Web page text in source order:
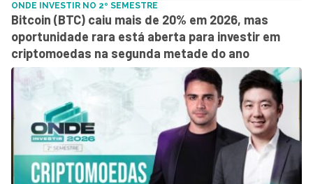
ONDE INVESTIR NO 2º SEMESTRE
Bitcoin (BTC) caiu mais de 20% em 2026, mas
oportunidade rara está aberta para investir em
criptomoedas na segunda metade do ano